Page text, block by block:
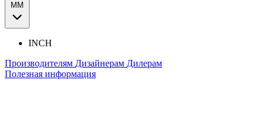
ММ
INCH
Производителям Дизайнерам Дилерам
Полезная информация